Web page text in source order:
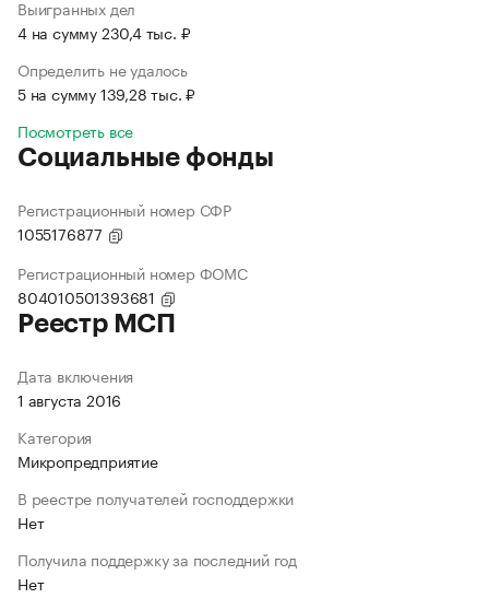
Выигранных дел
4 на сумму 230,4 тыс. ₽
Определить не удалось
5 на сумму 139,28 тыс. ₽
Посмотреть все
Социальные фонды
Регистрационный номер СФР
1055176877
Регистрационный номер ФОМС
804010501393681
Реестр МСП
Дата включения
1 августа 2016
Категория
Микропредприятие
В реестре получателей господдержки
Нет
Получила поддержку за последний год
Нет